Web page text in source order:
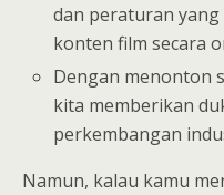
dan peraturan
konten film secara
Dengan menonton
kita memberikan
perkembangan
Namun, kalau kamu